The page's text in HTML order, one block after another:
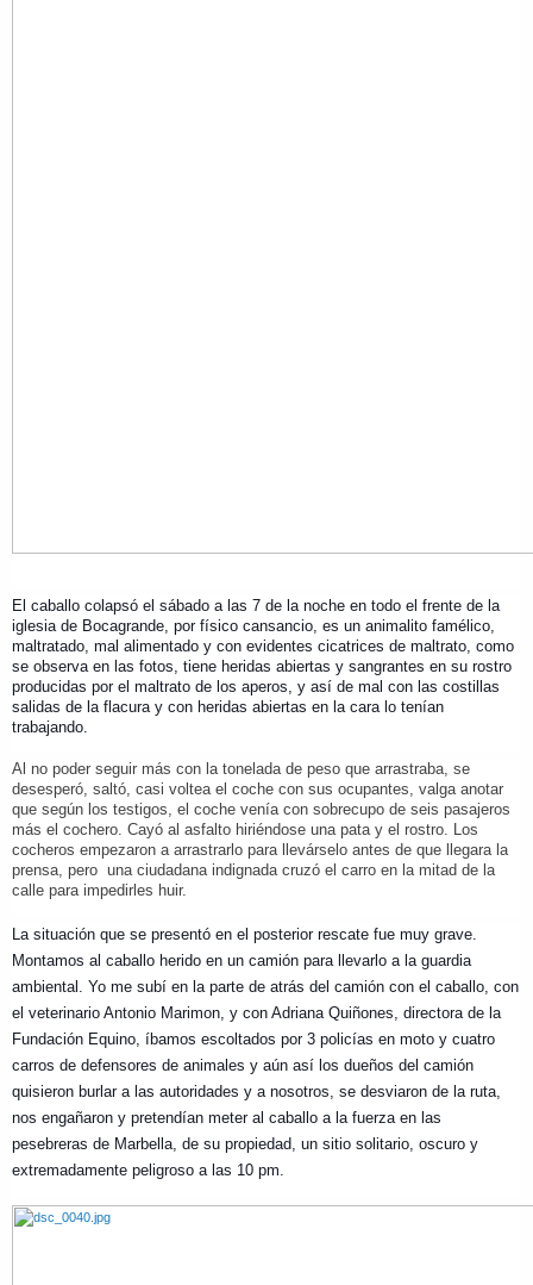
El caballo colapsó el sábado a las 7 de la noche en todo el frente de la
iglesia de Bocagrande, por físico cansancio, es un animalito famélico,
maltratado, mal alimentado y con evidentes cicatrices de maltrato, como
se observa en las fotos, tiene heridas abiertas y sangrantes en su rostro
producidas por el maltrato de los aperos, y así de mal con las costillas
salidas de la flacura y con heridas abiertas en la cara lo tenían
trabajando.
Al no poder seguir más con la tonelada de peso que arrastraba, se
desesperó, saltó, casi voltea el coche con sus ocupantes, valga anotar
que según los testigos, el coche venía con sobrecupo de seis pasajeros
más el cochero. Cayó al asfalto hiriéndose una pata y el rostro. Los
cocheros empezaron a arrastrarlo para llevárselo antes de que llegara la
prensa, pero una ciudadana indignada cruzó el carro en la mitad de la
calle para impedirles huir.
La situación que se presentó en el posterior rescate fue muy grave.
Montamos al caballo herido en un camión para llevarlo a la guardia
ambiental. Yo me subí en la parte de atrás del camión con el caballo, con
el veterinario Antonio Marimon, y con Adriana Quiñones, directora de la
Fundación Equino, íbamos escoltados por 3 policías en moto y cuatro
carros de defensores de animales y aún así los dueños del camión
quisieron burlar a las autoridades y a nosotros, se desviaron de la ruta,
nos engañaron y pretendían meter al caballo a la fuerza en las
pesebreras de Marbella, de su propiedad, un sitio solitario, oscuro y
extremadamente peligroso a las 10 pm.